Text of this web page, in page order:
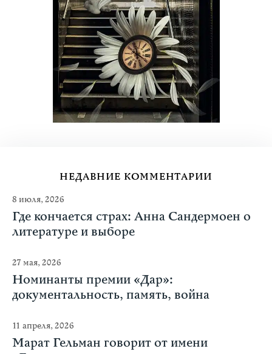
НЕДАВНИЕ КОММЕНТАРИИ
8 июля, 2026
Где кончается страх: Анна Сандермоен о
литературе и выборе
27 мая, 2026
Номинанты премии «Дар»:
документальность, память, война
11 апреля, 2026
Марат Гельман говорит от имени